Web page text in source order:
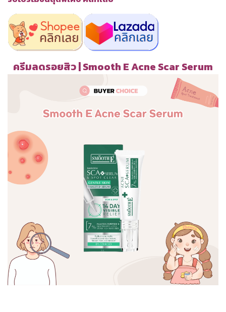
ครีมลดรอยสิว | Smooth E Acne Scar Serum